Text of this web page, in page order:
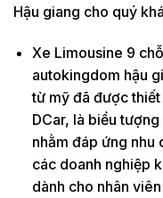
Hậu giang cho quý
Xe Limousine 9
autokingdom hậu
từ mỹ đã được
DCar, là biểu
nhằm đáp ứng nhu
các doanh nghiệp
dành cho nhân